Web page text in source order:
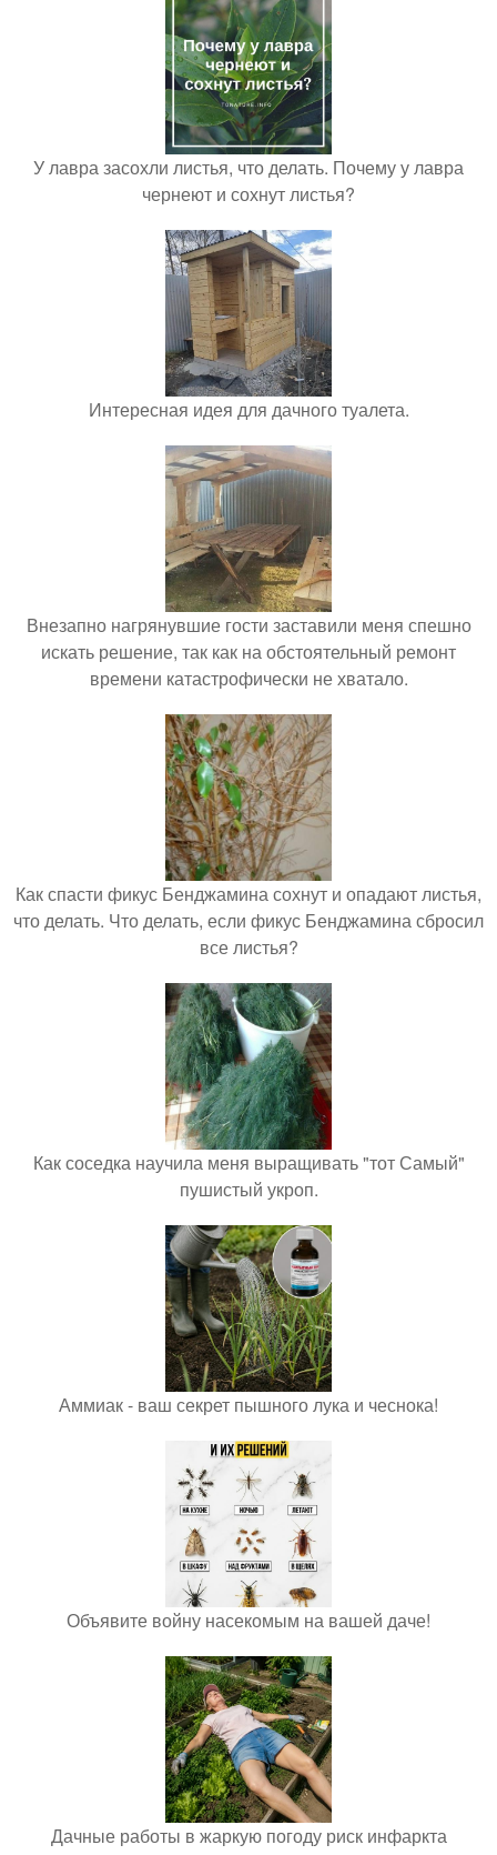
У лавра засохли листья, что делать. Почему у лавра
чернеют и сохнут листья?
Интересная идея для дачного туалета.
Внезапно нагрянувшие гости заставили меня спешно
искать решение, так как на обстоятельный ремонт
времени катастрофически не хватало.
Как спасти фикус Бенджамина сохнут и опадают листья,
что делать. Что делать, если фикус Бенджамина сбросил
все листья?
Как соседка научила меня выращивать "тот Самый"
пушистый укроп.
Аммиак - ваш секрет пышного лука и чеснока!
Объявите войну насекомым на вашей даче!
Дачные работы в жаркую погоду риск инфаркта